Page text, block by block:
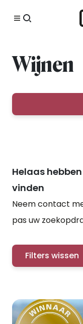
Wijnen
Helaas
vinden
Neem contact
pas uw
Filters wissen